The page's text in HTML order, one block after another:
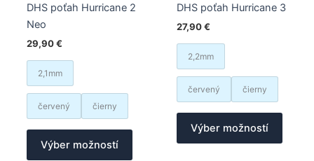
DHS poťah Hurricane 2
Neo
29,90€
2,1mm
červený čierny
Výber možností
Tento
DHS poťah Hurricane 3
27,90€
2,2mm
červený čierny
Výber možností
Tento